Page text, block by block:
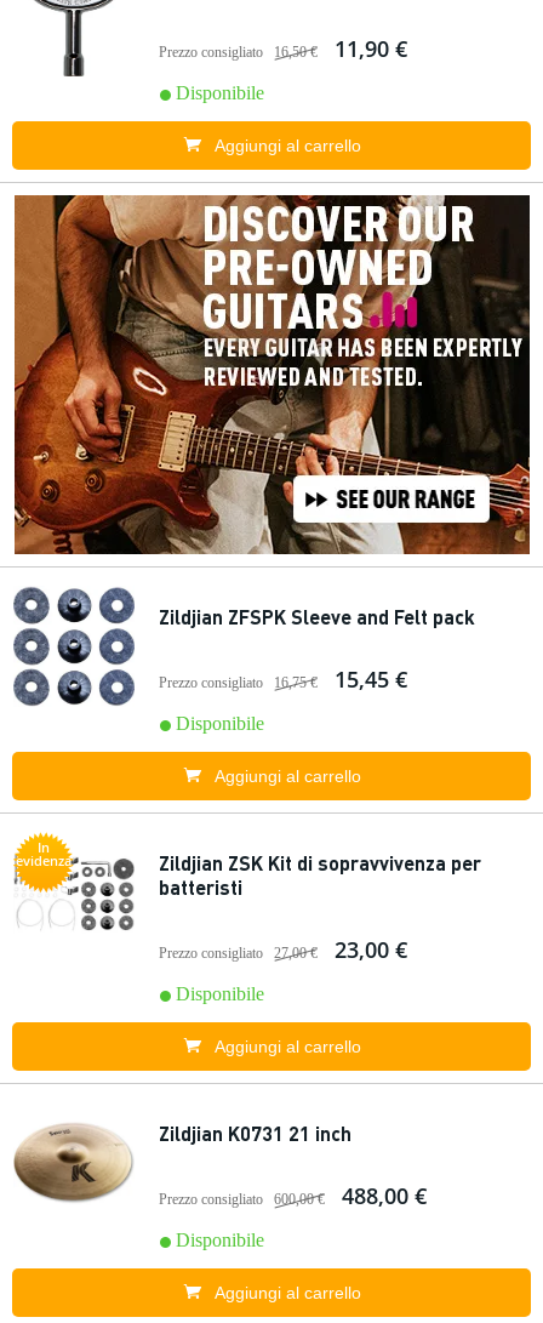
Prezzo consigliato 16,50 € 11,90 €
Disponibile
Aggiungi al carrello
Zildjian ZFSPK Sleeve and Felt pack
Prezzo consigliato 16,75 € 15,45 €
Disponibile
Aggiungi al carrello
In
evidenza
Zildjian ZSK Kit di sopravvivenza per
batteristi
Prezzo consigliato 27,00 € 23,00 €
Disponibile
Aggiungi al carrello
Zildjian K0731 21 inch
Prezzo consigliato 600,00 € 488,00 €
Disponibile
Aggiungi al carrello